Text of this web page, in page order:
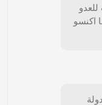
للعدو
اكنسو